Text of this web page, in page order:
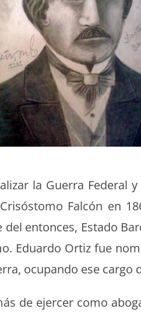
la Guer­ra Fed­er­al
Fal­cón en
del entonces, Esta­do
Eduar­do Ortiz fue
ocu­pan­do ese
de ejercer como